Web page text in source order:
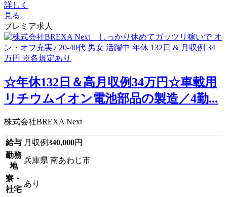
詳しく
見る
プレミア求人
☆年休132日＆高月収例34万円☆車載用
リチウムイオン電池部品の製造／4勤...
株式会社BREXA Next
給与 月収例340,000円
勤務
地
兵庫県 南あわじ市
寮・
社宅
あり